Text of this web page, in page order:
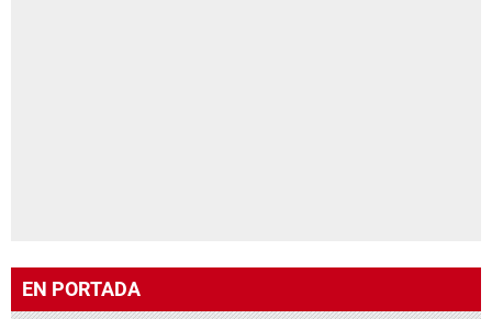
EN PORTADA